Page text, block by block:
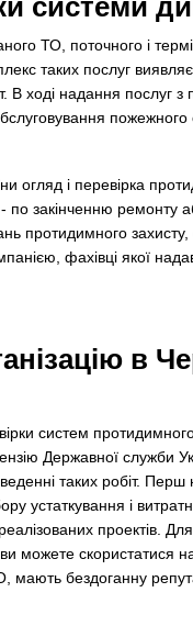
системи
ТО, поточного і
таких послуг
В ході надання послуг з
пожежного
огляд і перевірка
по закінченню ремонту
протидимного
фахівці якої
в
систем
Державної служби
таких робіт.
устаткування і
проектів.
можете скористатися
мають бездоганну